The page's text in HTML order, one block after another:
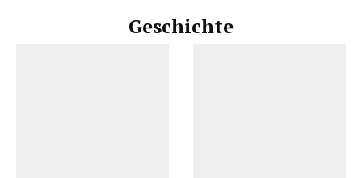
Geschichte